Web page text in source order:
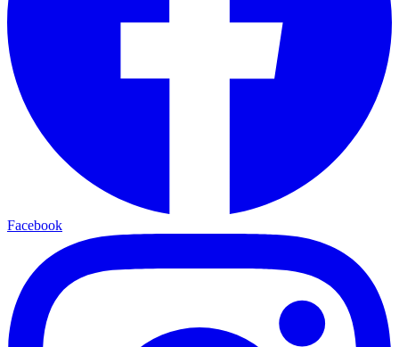
Facebook